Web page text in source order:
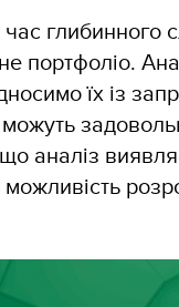
портфоліо.
їх із
можуть
аналіз